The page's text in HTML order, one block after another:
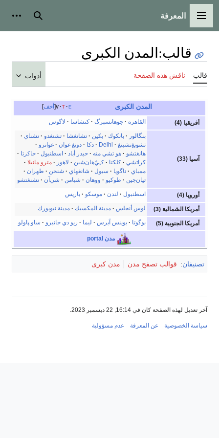
القائمة الرئيسية
المعرفة بحث
قالب:المدن الكبرى
قالب ناقش هذه الصفحة أدوات
أخف v t e المدن الكبرى
أفريقيا (4) القاهرة جوهانسبرگ كنشاسا لاگوس
آسيا (33)
بنگالور بانكوك بكين تشانغشا تشنغدو
تشناي
تشونغ‌تشينغ
Delhi دكا دونغ غوان
غوانزو
هانغتشو
هو تشي منه حيدر أباد اسطنبول
جاكرتا
كراتشي
كلكتا كـِيْ‌هان‌شين لاهور
مترو مانيلا
ممباي
ناگويا سيول شانغهاي شنجن
طهران
تيان‌جين
طوكيو ووهان شيامن شي‌آن تشنغتشو
أوروپا (4) اسطنبول لندن موسكو باريس
أمريكا الشمالية (3) لوس أنجلس مدينة المكسيك مدينة نيويورك
أمريكا الجنوبية (5) بوگوتا بوينس آيرس ليما ريو دي جانيرو ساو پاولو
مدن portal
تصنيفان: قوالب تصفح مدن مدن كبرى
آخر تعديل لهذه الصفحة كان في 16:14, 22 ديسمبر 2023.
سياسة الخصوصية عن المعرفة عدم مسؤولية